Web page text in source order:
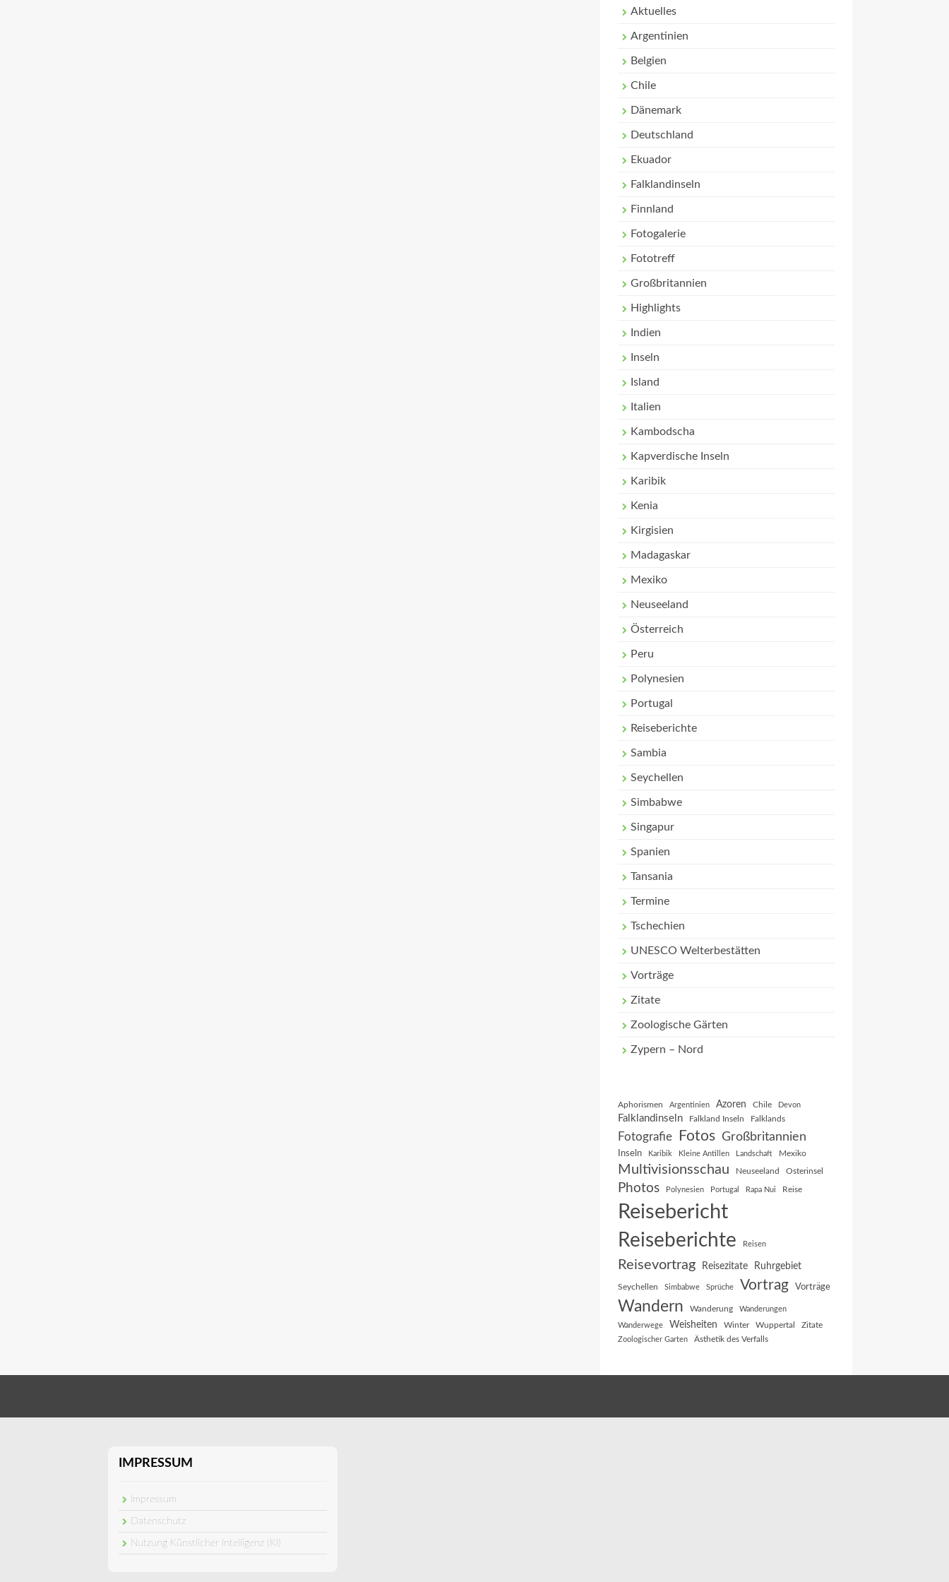
Aktuelles
Argentinien
Belgien
Chile
Dänemark
Deutschland
Ekuador
Falklandinseln
Finnland
Fotogalerie
Fototreff
Großbritannien
Highlights
Indien
Inseln
Island
Italien
Kambodscha
Kapverdische Inseln
Karibik
Kenia
Kirgisien
Madagaskar
Mexiko
Neuseeland
Österreich
Peru
Polynesien
Portugal
Reiseberichte
Sambia
Seychellen
Simbabwe
Singapur
Spanien
Tansania
Termine
Tschechien
UNESCO Welterbestätten
Vorträge
Zitate
Zoologische Gärten
Zypern – Nord
Aphorismen Argentinien Azoren Chile Devon
Falklandinseln Falkland Inseln Falklands
Fotografie Fotos Großbritannien
Inseln Karibik Kleine Antillen Landschaft Mexiko
Multivisionsschau Neuseeland Osterinsel
Photos Polynesien Portugal Rapa Nui Reise
Reisebericht
Reiseberichte Reisen
Reisevortrag Reisezitate Ruhrgebiet
Seychellen Simbabwe Sprüche Vortrag Vorträge
Wandern Wanderung Wanderungen
Wanderwege Weisheiten Winter Wuppertal Zitate
Zoologischer Garten Ästhetik des Verfalls
IMPRESSUM
Impressum
Datenschutz
Nutzung Künstlicher Intelligenz (KI)